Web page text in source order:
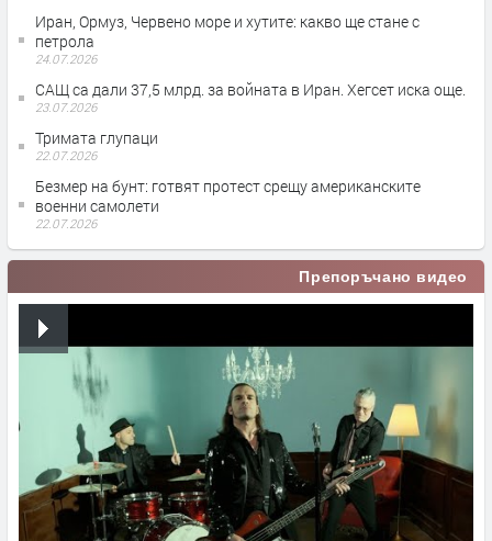
Иран, Ормуз, Червено море и хутите: какво ще стане с
петрола
24.07.2026
САЩ са дали 37,5 млрд. за войната в Иран. Хегсет иска още.
23.07.2026
Тримата глупаци
22.07.2026
Безмер на бунт: готвят протест срещу американските
военни самолети
22.07.2026
Препоръчано видео